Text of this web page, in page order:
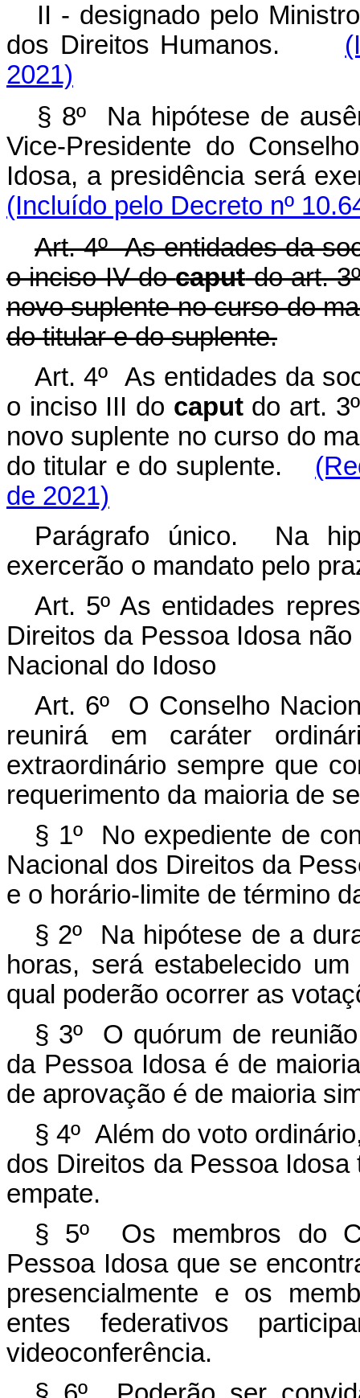
II - designado pelo
dos Direitos Humanos.
2021)
§ 8º Na hipótese de
Vice-Presidente do
Idosa, a presidência será
(Incluído pelo Decreto nº
Art. 4º As entidades da
o inciso IV docaputdo art.
novo suplente no curso do
do titular e do suplente.
Art. 4º As entidades da
o inciso III do caputdo art.
novo suplente no curso do
do titular e do suplente.
de 2021)
Parágrafo único. Na
exercerão o mandato pelo
Art. 5º As entidades
Direitos da Pessoa Idosa
Nacional do Idoso
Art. 6º O Conselho
reunirá em caráter
extraordinário sempre que
requerimento da maioria de
§ 1º No expediente de
Nacional dos Direitos da
e o horário-limite de término
§ 2º Na hipótese de a
horas, será estabelecido
qual poderão ocorrer as
§ 3º O quórum de
da Pessoa Idosa é de
de aprovação é de maioria
§ 4º Além do voto
dos Direitos da Pessoa
empate.
§ 5º Os membros do
Pessoa Idosa que se
presencialmente e os
entes federativos
videoconferência.